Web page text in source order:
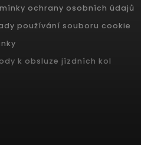
ochrany osobních údajů
používání souboru cookie
k obsluze jízdních kol